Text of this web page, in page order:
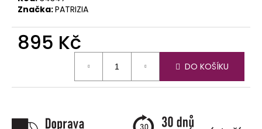
Značka:PATRIZIA
895 Kč
DO KOŠÍKU